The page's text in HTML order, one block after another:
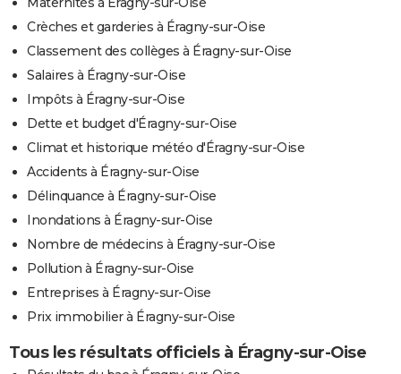
Crèches et garderies à Éragny-sur-Oise
Classement des collèges à Éragny-sur-Oise
Salaires à Éragny-sur-Oise
Impôts à Éragny-sur-Oise
Dette et budget d'Éragny-sur-Oise
Climat et historique météo d'Éragny-sur-Oise
Accidents à Éragny-sur-Oise
Délinquance à Éragny-sur-Oise
Inondations à Éragny-sur-Oise
Nombre de médecins à Éragny-sur-Oise
Pollution à Éragny-sur-Oise
Entreprises à Éragny-sur-Oise
Prix immobilier à Éragny-sur-Oise
Tous les résultats officiels à Éragny-sur-Oise